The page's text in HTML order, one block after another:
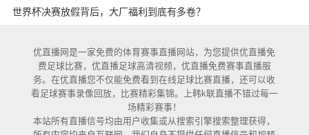
世界杯决赛放假背后，大厂福利到底有多卷？
优直播网是一家免费的体育赛事直播网站，为您提供优直播免
费足球比赛，优直播足球高清视频，优直播免费赛事直播服
务。在优直播您不仅能免费看到在线足球比赛直播，还可以收
看足球赛事录像回放，比赛精彩集锦。上韩k联直播不错过每一
场精彩赛事！
本站所有直播信号均由用户收集或从搜索引擎搜索整理获得，